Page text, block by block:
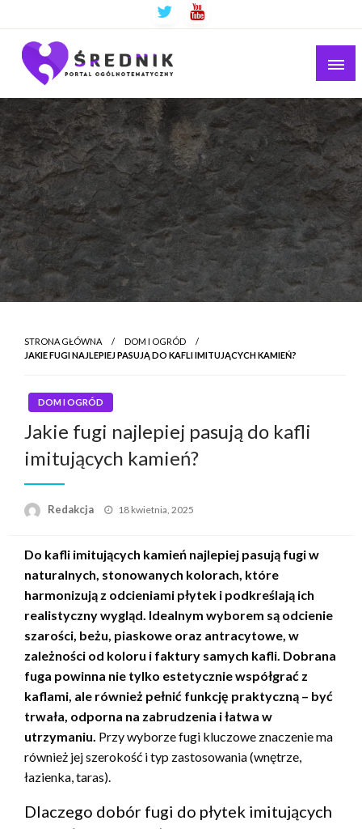
Średnik.pl
Ogólnotematyczny portal informacyjny
STRONA GŁÓWNA
DOM I OGRÓD
JAKIE FUGI NAJLEPIEJ PASUJĄ DO KAFLI IMITUJĄCYCH KAMIEŃ?
DOM I OGRÓD
Jakie fugi najlepiej pasują do kafli
imitujących kamień?
Redakcja Napisano
18 kwietnia, 2025
Do kafli imitujących kamień najlepiej pasują fugi w
naturalnych, stonowanych kolorach, które
harmonizują z odcieniami płytek i podkreślają ich
realistyczny wygląd. Idealnym wyborem są odcienie
szarości, beżu, piaskowe oraz antracytowe, w
zależności od koloru i faktury samych kafli. Dobrana
fuga powinna nie tylko estetycznie współgrać z
kaflami, ale również pełnić funkcję praktyczną – być
trwała, odporna na zabrudzenia i łatwa w
utrzymaniu. Przy wyborze fugi kluczowe znaczenie ma
również jej szerokość i typ zastosowania (wnętrze,
łazienka, taras).
Dlaczego dobór fugi do płytek imitujących